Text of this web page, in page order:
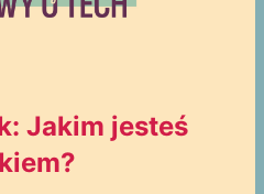
Jakim jesteś